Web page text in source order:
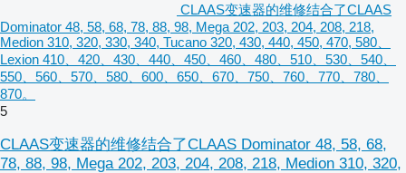
CLAAS变速器的维修结合了CLAAS
Dominator 48, 58, 68, 78, 88, 98, Mega 202, 203, 204, 208, 218,
Medion 310, 320, 330, 340, Tucano 320, 430, 440, 450, 470, 580、
Lexion 410、420、430、440、450、460、480、510、530、540、
550、560、570、580、600、650、670、750、760、770、780、
870。
5
CLAAS变速器的维修结合了CLAAS Dominator 48, 58, 68,
78, 88, 98, Mega 202, 203, 204, 208, 218, Medion 310, 320,